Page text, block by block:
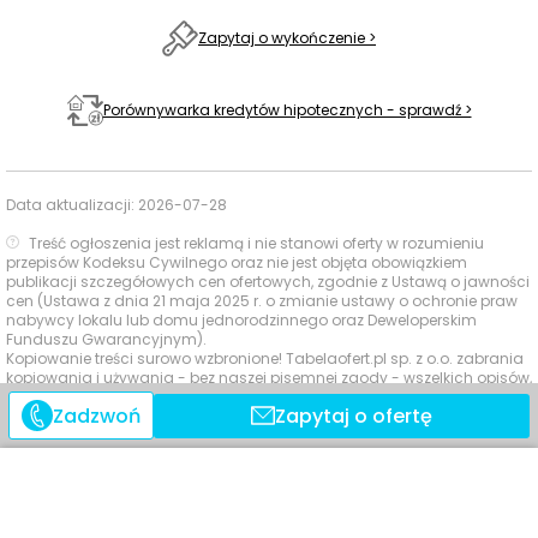
Typ usługi Nazwa Odległość
pieszo
Sklepy,
supermarkety,
Żabka, Hansa
145 m 2 min
Garaż Smaku 461 m 7 min
Apteki
Apteka WuWa, al.
Architektów 14D
594 m 9 min
Poczta i
paczkomaty
Paczkomat InPost
WRO56M
217 m 3 min
Allegro One
227 m 3 min
Zapytaj o wykończenie >
Porównywarka kredytów hipotecznych - sprawdź >
Data aktualizacji: 2026-07-28
Treść ogłoszenia jest reklamą i nie stanowi oferty w rozumieniu
przepisów Kodeksu Cywilnego oraz nie jest objęta obowiązkiem
publikacji szczegółowych cen ofertowych, zgodnie z Ustawą o jawności
cen (Ustawa z dnia 21 maja 2025 r. o zmianie ustawy o ochronie praw
nabywcy lokalu lub domu jednorodzinnego oraz Deweloperskim
Funduszu Gwarancyjnym).
Kopiowanie treści surowo wzbronione! Tabelaofert.pl sp. z o.o. zabrania
kopiowania i używania - bez naszej pisemnej zgody - wszelkich opisów,
planów lokali, wirtualnych makiet 3D, planów pięter i
zagospodarowania terenu. Są one objęte prawem autorskim.
Zadzwoń Zapytaj o ofertę